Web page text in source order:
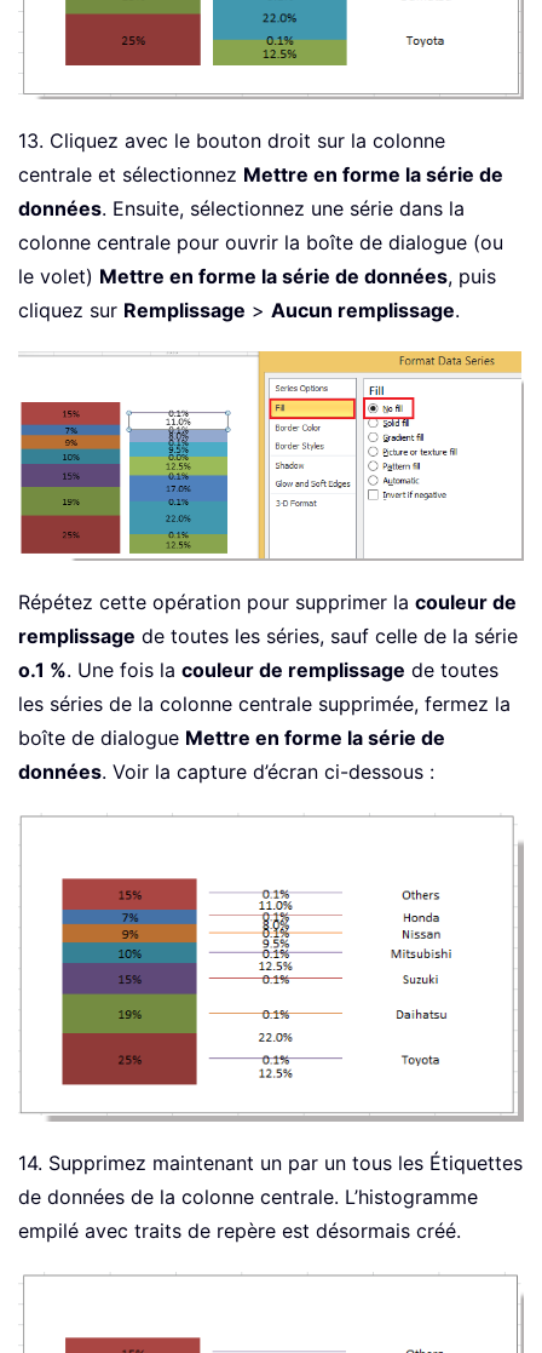
13. Cliquez avec le bouton droit sur la colonne
centrale et sélectionnez Mettre en forme la série de
données. Ensuite, sélectionnez une série dans la
colonne centrale pour ouvrir la boîte de dialogue (ou
le volet) Mettre en forme la série de données, puis
cliquez sur Remplissage > Aucun remplissage.
Répétez cette opération pour supprimer la couleur de
remplissage de toutes les séries, sauf celle de la série
o.1 %. Une fois la couleur de remplissage de toutes
les séries de la colonne centrale supprimée, fermez la
boîte de dialogue Mettre en forme la série de
données. Voir la capture d’écran ci-dessous :
14. Supprimez maintenant un par un tous les Étiquettes
de données de la colonne centrale. L’histogramme
empilé avec traits de repère est désormais créé.